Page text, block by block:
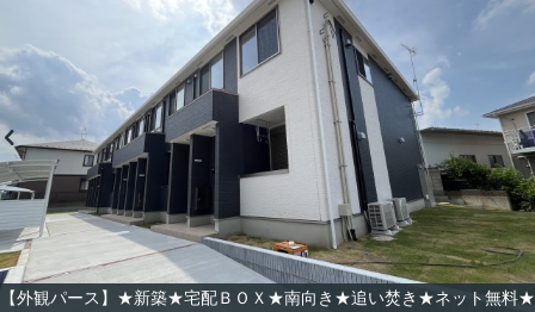
【外観パース】★新築★宅配ＢＯＸ★南向き★追い焚き★ネット無料★